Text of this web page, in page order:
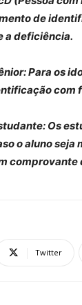
de
a deficiência.
Para os
com
Os
o aluno
Twitter